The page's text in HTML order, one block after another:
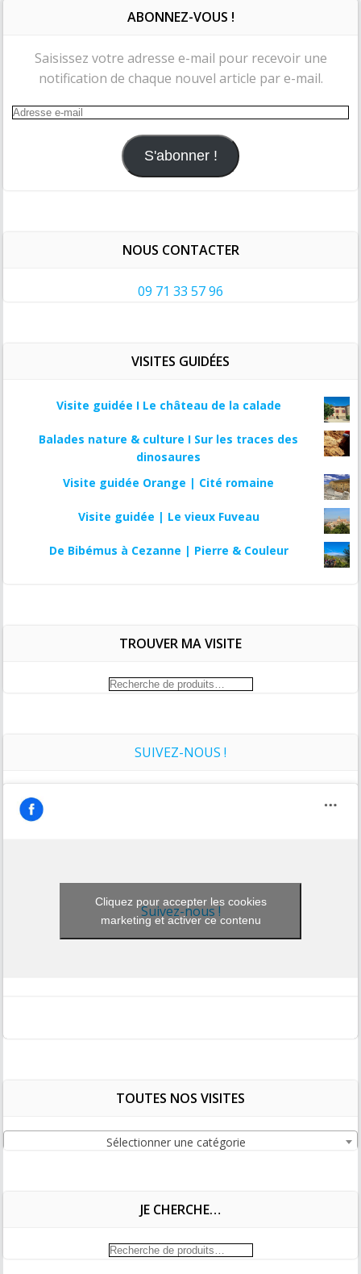
ABONNEZ-VOUS !
Saisissez votre adresse e-mail pour recevoir une
notification de chaque nouvel article par e-mail.
Adresse
S'abonner !
NOUS CONTACTER
09 71 33 57 96
VISITES GUIDÉES
Visite guidée I Le château de la calade
Balades nature & culture I Sur les traces des
dinosaures
Visite guidée Orange | Cité romaine
Visite guidée | Le vieux Fuveau
De Bibémus à Cezanne | Pierre & Couleur
TROUVER MA VISITE
Recherche
SUIVEZ-NOUS !
Suivez-nous !
Cliquez pour accepter les cookies
marketing et activer ce contenu
TOUTES NOS VISITES
Sélectionner une catégorie
JE CHERCHE…
Recherche